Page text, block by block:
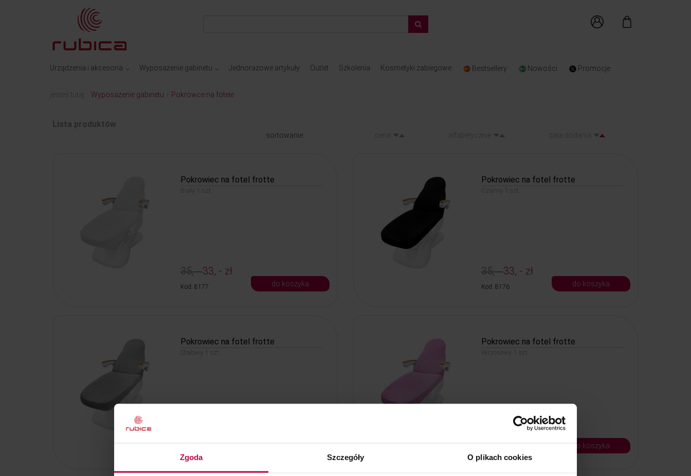
Zgoda Szczegóły O plikach cookies
Urządzenia i akcesoria Wyposażenie gabinetu Jednorazowe artykuły Outlet Szkolenia Kosmetyki zabiegowe Bestsellery Nowości Promocje
jesteś tutaj: Wyposażenie gabinetu Pokrowce na fotele
Lista produktów
sortowanie: alfabetycznie data dodania
Pokrowiec na fotel frotte
Biały 1 szt.
35, -33, - zł
Kod: 8177 do koszyka
Pokrowiec na fotel frotte
Czarny 1 szt.
35, -33, - zł
Kod: 8176 do koszyka
Pokrowiec na fotel frotte
Stalowy 1 szt.
Pokrowiec na fotel frotte
Wrzosowy 1 szt.
33, - zł
do koszyka